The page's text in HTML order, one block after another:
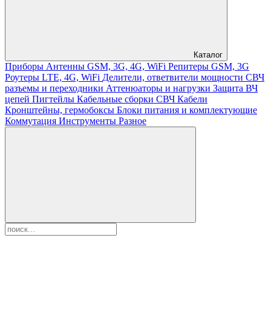
Каталог
Приборы Антенны GSM, 3G, 4G, WiFi Репитеры GSM, 3G
Роутеры LTE, 4G, WiFi Делители, ответвители мощности СВЧ
разъемы и переходники Аттенюаторы и нагрузки Защита ВЧ
цепей Пигтейлы Кабельные сборки СВЧ Кабели
Кронштейны, гермобоксы Блоки питания и комплектующие
Коммутация Инструменты Разное